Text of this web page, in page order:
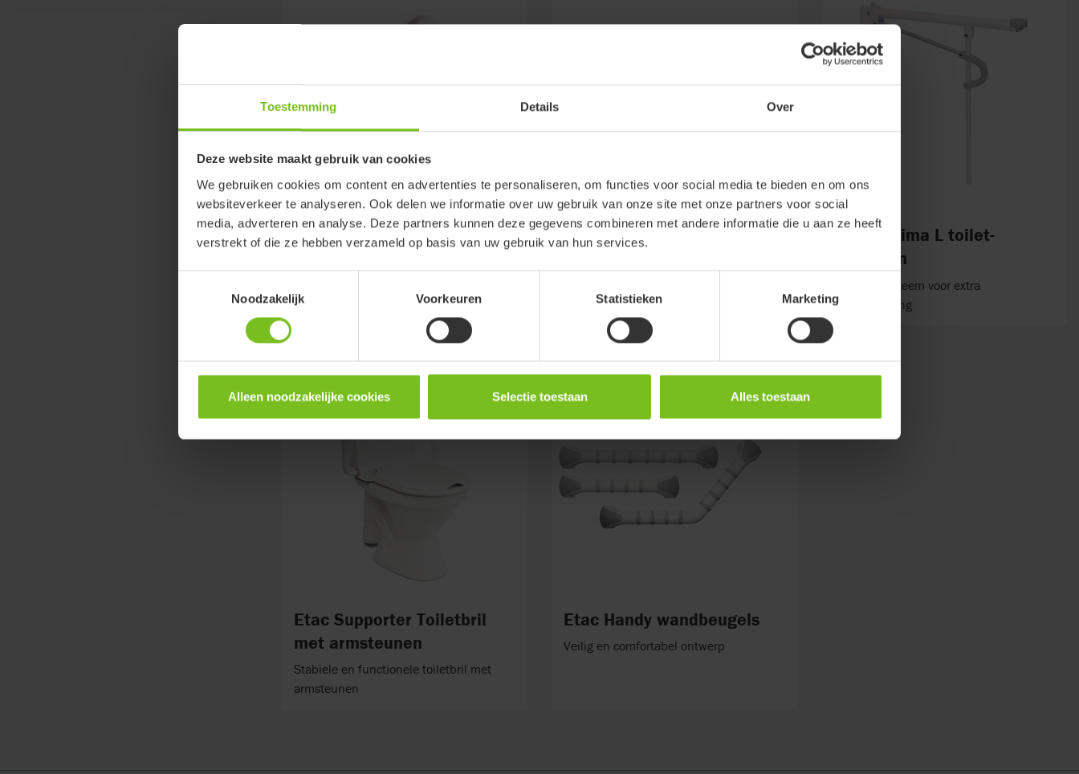
Toestemming Details Over
Deze website maakt gebruik van cookies
We gebruiken cookies om content en advertenties te personaliseren, om functies voor social media te bieden en om ons
websiteverkeer te analyseren. Ook delen we informatie over uw gebruik van onze site met onze partners voor social
media, adverteren en analyse. Deze partners kunnen deze gegevens combineren met andere informatie die u aan ze heeft
verstrekt of die ze hebben verzameld op basis van uw gebruik van hun services.
Noodzakelijk
Voorkeuren Statistieken Marketing
Alleen noodzakelijke cookies Selectie toestaan Alles toestaan
Etac Flex wandbeugels Etac Rex toiletarmsteun
Etac Optima L toilet-
armsteun
Blokkeersysteem voor extra
ondersteuning
Etac Supporter Toiletbril
met armsteunen
Stabiele en functionele toiletbril met
armsteunen
Etac Handy wandbeugels
Veilig en comfortabel ontwerp